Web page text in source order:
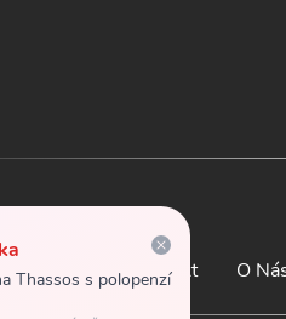
Thassos s polopenzí
Letenky Kontakt O